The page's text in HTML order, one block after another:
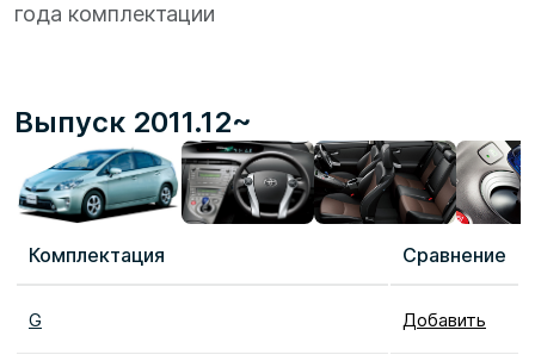
года комплектации
Выпуск 2011.12~
Комплектация Сравнение
G Добавить